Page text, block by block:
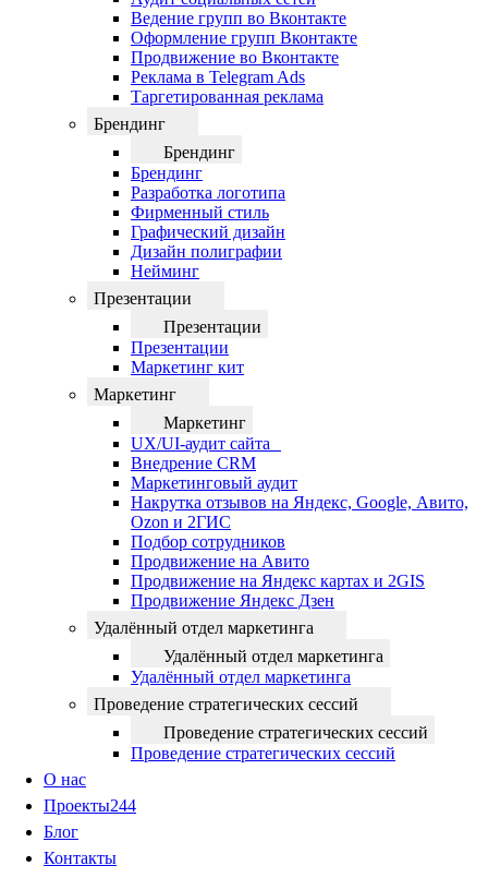
Ведение групп во Вконтакте
Оформление групп Вконтакте
Продвижение во Вконтакте
Реклама в Telegram Ads
Таргетированная реклама
Брендинг
Брендинг
Брендинг
Разработка логотипа
Фирменный стиль
Графический дизайн
Дизайн полиграфии
Нейминг
Презентации
Презентации
Презентации
Маркетинг кит
Маркетинг
Маркетинг
UX/UI-аудит сайта
Внедрение CRM
Маркетинговый аудит
Накрутка отзывов на Яндекс, Google, Авито,
Ozon и 2ГИС
Подбор сотрудников
Продвижение на Авито
Продвижение на Яндекс картах и 2GIS
Продвижение Яндекс Дзен
Удалённый отдел маркетинга
Удалённый отдел маркетинга
Удалённый отдел маркетинга
Проведение стратегических сессий
Проведение стратегических сессий
Проведение стратегических сессий
О нас
Проекты244
Блог
Контакты